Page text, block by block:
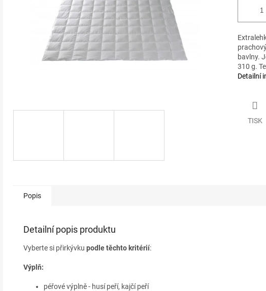
bavlny.
310 g.
Detailní
TISK
Popis
Detailní popis produktu
Vyberte si přirkývku podle těchto kritérií:
Výplň:
péřové výplně - husí peří, kajčí peří